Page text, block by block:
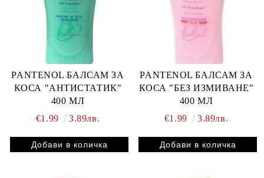
PANTENOL БАЛСАМ ЗА
КОСА "АНТИСТАТИК"
400 МЛ
€1.99
3.89лв.
PANTENOL БАЛСАМ ЗА
КОСА "БЕЗ ИЗМИВАНЕ"
400 МЛ
€1.99
3.89лв.